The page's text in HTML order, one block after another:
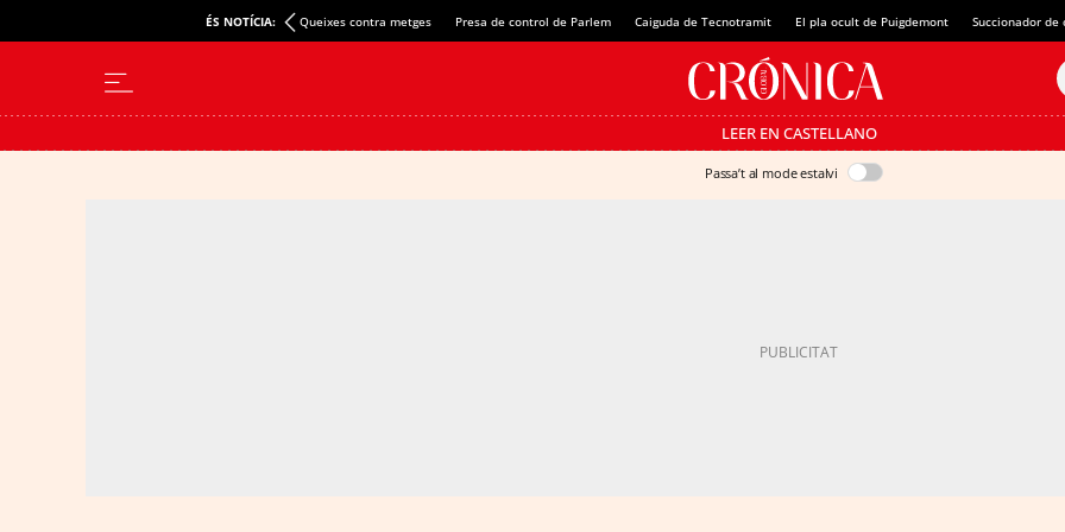
ÉS NOTÍCIA: Queixes contra metges Presa de control de Parlem Caiguda de Tecnotramit El pla ocult de Puigdemont Succionador de
LEER EN CASTELLANO
Passa’t al mode estalvi